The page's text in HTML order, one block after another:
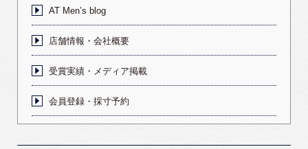
AT Men’s blog
店舗情報・会社概要
受賞実績・メディア掲載
会員登録・採寸予約